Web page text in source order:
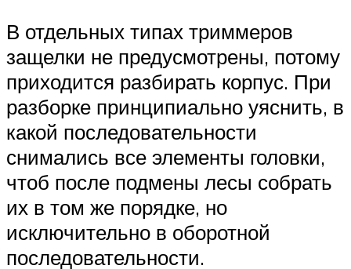
В отдельных типах триммеров
защелки не предусмотрены, потому
приходится разбирать корпус. При
разборке принципиально уяснить, в
какой последовательности
снимались все элементы головки,
чтоб после подмены лесы собрать
их в том же порядке, но
исключительно в оборотной
последовательности.